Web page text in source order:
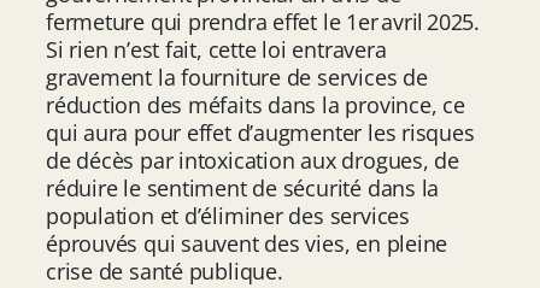
fermeture qui prendra effet le 1er avril 2025.
Si rien n’est fait, cette loi entravera
gravement la fourniture de services de
réduction des méfaits dans la province, ce
qui aura pour effet d’augmenter les risques
de décès par intoxication aux drogues, de
réduire le sentiment de sécurité dans la
population et d’éliminer des services
éprouvés qui sauvent des vies, en pleine
crise de santé publique.